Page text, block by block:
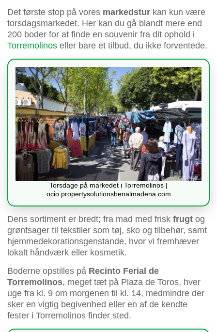
Det første stop på vores markedstur kan kun være
torsdagsmarkedet. Her kan du gå blandt mere end
200 boder for at finde en souvenir fra dit ophold i
Torremolinos eller bare et tilbud, du ikke forventede.
Torsdage på markedet i Torremolinos |
ocio.propertysolutionsbenalmadena.com
Dens sortiment er bredt; fra mad med frisk frugt og
grøntsager til tekstiler som tøj, sko og tilbehør, samt
hjemmedekorationsgenstande, hvor vi fremhæver
lokalt håndværk eller kosmetik.
Boderne opstilles på Recinto Ferial de
Torremolinos, meget tæt på Plaza de Toros, hver
uge fra kl. 9 om morgenen til kl. 14, medmindre der
sker en vigtig begivenhed eller en af de kendte
fester i Torremolinos finder sted.